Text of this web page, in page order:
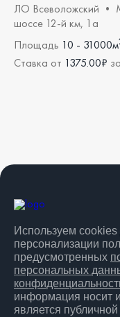
ЛО Всеволожский •
шоссе 12-й км, 1а
Площадь 10 - 31000м
Ставка от 1375.00₽
Используем cookies
персонализации
предусмотренных
персональных
информация носит
является